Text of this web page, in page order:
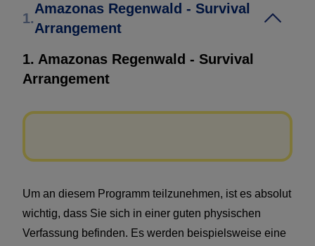
1.
Amazonas Regenwald - Survival
Arrangement
1. Amazonas Regenwald - Survival
Arrangement
Um an diesem Programm teilzunehmen, ist es absolut
wichtig, dass Sie sich in einer guten physischen
Verfassung befinden. Es werden beispielsweise eine